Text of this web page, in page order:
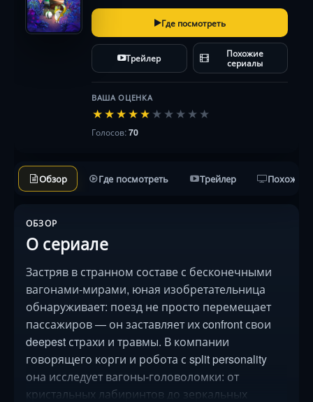
Где посмотреть
Трейлер Похожие
сериалы
ВАША ОЦЕНКА
★★★★★ ★ ★ ★ ★ ★
Голосов:70
Обзор Где посмотреть Трейлер Похожие
ОБЗОР
О сериале
Застряв в странном составе с бесконечными
вагонами-мирами, юная изобретательница
обнаруживает: поезд не просто перемещает
пассажиров — он заставляет их confront свои
deepest страхи и травмы. В компании
говорящего корги и робота с split personality
она исследует вагоны-головоломки: от
кристальных лабиринтов до зеркальных